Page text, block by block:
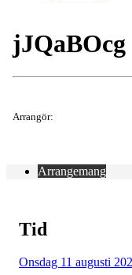
jJQaBOcg
Arrangör:
Arrangemang
Tid
Onsdag 11 augusti